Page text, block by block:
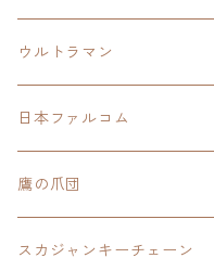
ウルトラマン
モバイルバッテリー
スカジャンキーチェーン
スカジャン
日本ファルコム
イースⅧ
モバイルバッテリー
東亰ザナドゥ
鷹の爪団
モバイルバッテリー
スカジャンキーチェーン